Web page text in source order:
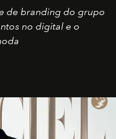
de branding do grupo
no digital e o